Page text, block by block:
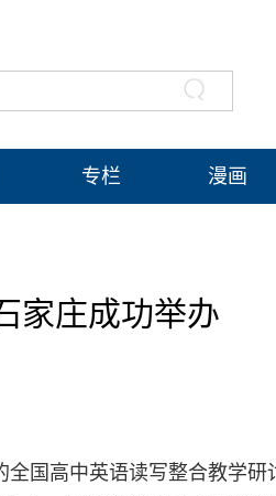
专栏 漫画
家庄成功举办
全国高中英语读写整合教学研